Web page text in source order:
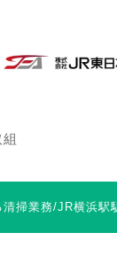
掃業務/JR横浜